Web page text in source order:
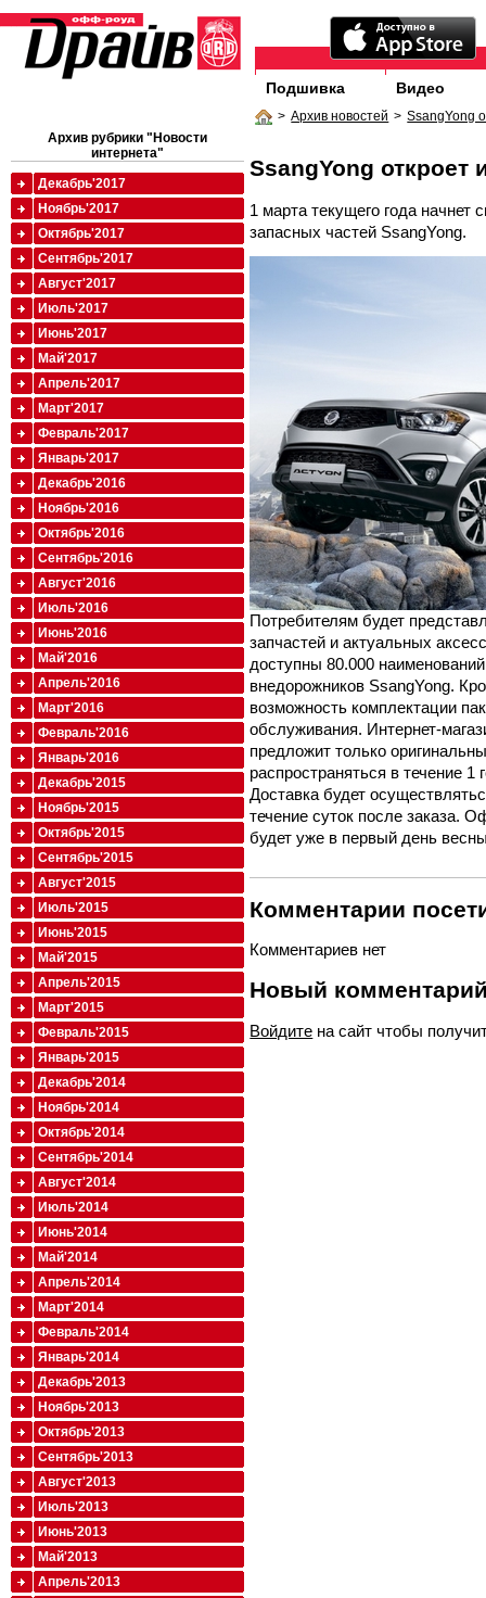
Подшивка Видео
> Архив новостей > SsangYong
SsangYong откроет
1 марта текущего года начнет
запасных частей SsangYong.
Потребителям будет
запчастей и актуальных
доступны 80.000
внедорожников SsangYong.
возможность комплектации
обслуживания. Интернет-
предложит только
распространяться в течение 1
Доставка будет
течение суток после заказа.
будет уже в первый день
Комментарии
Комментариев нет
Новый
Войдите на сайт чтобы
Архив рубрики "Новости
интернета"
Декабрь'2017
Ноябрь'2017
Октябрь'2017
Сентябрь'2017
Август'2017
Июль'2017
Июнь'2017
Май'2017
Апрель'2017
Март'2017
Февраль'2017
Январь'2017
Декабрь'2016
Ноябрь'2016
Октябрь'2016
Сентябрь'2016
Август'2016
Июль'2016
Июнь'2016
Май'2016
Апрель'2016
Март'2016
Февраль'2016
Январь'2016
Декабрь'2015
Ноябрь'2015
Октябрь'2015
Сентябрь'2015
Август'2015
Июль'2015
Июнь'2015
Май'2015
Апрель'2015
Март'2015
Февраль'2015
Январь'2015
Декабрь'2014
Ноябрь'2014
Октябрь'2014
Сентябрь'2014
Август'2014
Июль'2014
Июнь'2014
Май'2014
Апрель'2014
Март'2014
Февраль'2014
Январь'2014
Декабрь'2013
Ноябрь'2013
Октябрь'2013
Сентябрь'2013
Август'2013
Июль'2013
Июнь'2013
Май'2013
Апрель'2013